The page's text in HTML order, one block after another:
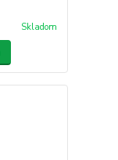
Skladom